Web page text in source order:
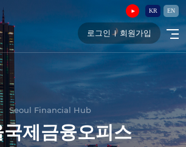
KR EN
로그인 회원가입
Seoul Financial Hub
국제금융오피스